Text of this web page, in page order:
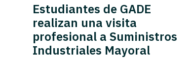
Estudiantes de GADE
realizan una visita
profesional a Suministros
Industriales Mayoral